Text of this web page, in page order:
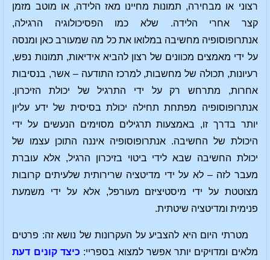
רצוני או מבחירה, תמונות מחיינו מאז הלידה, או מוטב מזמן
קצר אחרי הלידה. שלא כמו הפסיכולוגיה הרגילה,
אנתרופוסופיה מחשיבה במלואו את כל מה שמעורב כאן ומנסה
על ידי מאמצים מכוונים של רצון להביא אידיאות, תמונות נפש,
רעיונות, תכולה של מחשבות, למרכז התודעה – אשר, בנסיבות
אחרות, מתרחש רק על ידי התרגיל של יכולת הזיכרון.
אנתרופוסופיה מפתחת תחילה יכולת בסיסית של ידע עליון
יותר בדרך זו, באמצעות תרגילים מסוימים הנעשים על ידי
היכולת של החשיבה. אנתרופוסופיה איננה התוכן עצמו של
יכולת החשיבה שבא לידי ביטוי בזיכרון הרגיל, אלא עוברת
מעבר לזה – לא על ידי מדיטציה שרירותית שלעיתים קרובות
מצוטטת על ידי מיסטיציזם מעורפל, אלא על ידי משמעת
פנימית ומדיטציה שיטתית.
מטרתי היום היא להצביע על העקרונות של נושא זה: פרטים
מלאים ומדויקים יותר אפשר למצוא בספריי: כיצד קונים דעת